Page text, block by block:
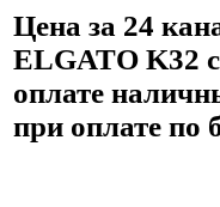
Цена за 24
ELGATO K32
оплате
при оплате по